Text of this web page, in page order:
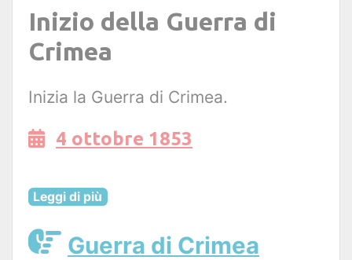
Inizio della Guerra di
Crimea
Inizia la Guerra di Crimea.
4 ottobre 1853
Leggi di più
Guerra di Crimea